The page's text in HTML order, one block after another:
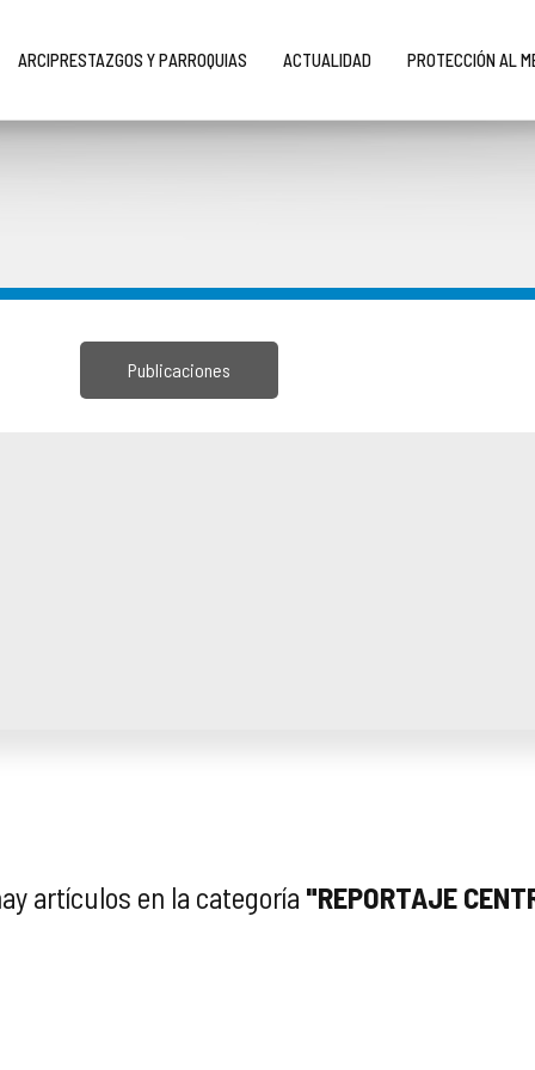
ARCIPRESTAZGOS Y PARROQUIAS ACTUALIDAD PROTECCIÓN AL
Publicaciones
artículos en la categoría "REPORTAJE